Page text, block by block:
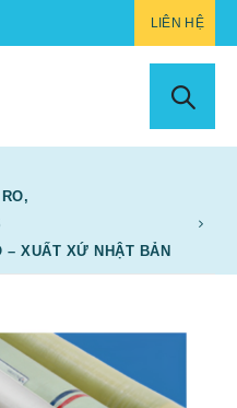
LIÊN HỆ
,
– XUẤT XỨ NHẬT BẢN